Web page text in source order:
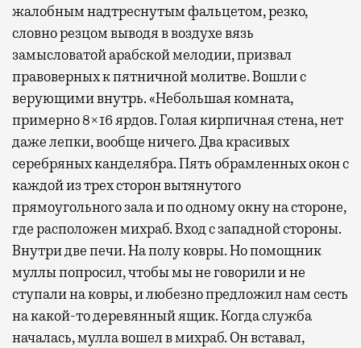
жалобным надтреснутым фальцетом, резко,
словно резцом выводя в воздухе вязь
замысловатой арабской мелодии, призвал
правоверных к пятничной молитве. Вошли с
верующими внутрь. «Небольшая комната,
примерно 8×16 ярдов. Голая кирпичная стена, нет
даже лепки, вообще ничего. Два красивых
серебряных канделябра. Пять обрамленных окон с
каждой из трех сторон вытянутого
прямоугольного зала и по одному окну на стороне,
где расположен михраб. Вход с западной стороны.
Внутри две печи. На полу ковры. Но помощник
муллы попросил, чтобы мы не говорили и не
ступали на ковры, и любезно предложил нам сесть
на какой-то деревянный ящик. Когда служба
началась, мулла вошел в михраб. Он вставал,